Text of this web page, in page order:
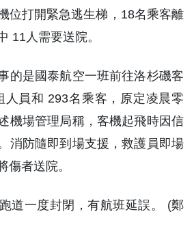
位打開緊急逃生梯，18名乘客離
11人需要送院。
的是國泰航空一班前往洛杉磯客
人員和 293名乘客，原定凌晨零
機場管理局稱，客機起飛時因信
消防隨即到場支援，救護員即場
傷者送院。
道一度封閉，有航班延誤。 (鄭